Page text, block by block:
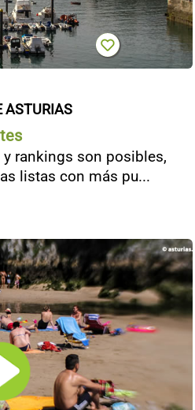
ASTURIAS
rankings son posibles,
listas con más pu...